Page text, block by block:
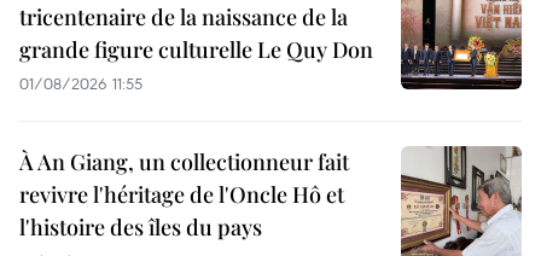
tricentenaire de la naissance de la
grande figure culturelle Le Quy Don
01/08/2026 11:55
À An Giang, un collectionneur fait
revivre l'héritage de l'Oncle Hô et
l'histoire des îles du pays